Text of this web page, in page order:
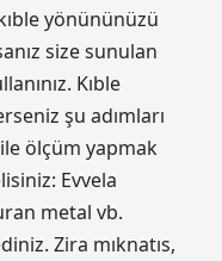
yönününüzü
size sunulan
Kıble
şu adımları
ölçüm yapmak
Evvela
metal vb.
Zira mıknatıs,